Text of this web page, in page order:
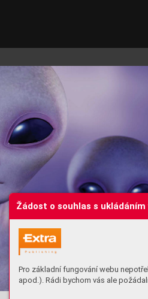
Žádost o souhlas s
Pro základní fungování webu
apod.). Rádi bychom vás ale